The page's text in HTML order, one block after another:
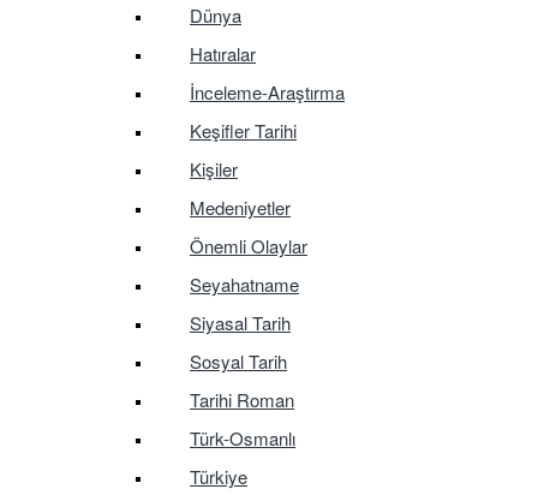
Dünya
Hatıralar
İnceleme-Araştırma
Keşifler Tarihi
Kişiler
Medeniyetler
Önemli Olaylar
Seyahatname
Siyasal Tarih
Sosyal Tarih
Tarihi Roman
Türk-Osmanlı
Türkiye